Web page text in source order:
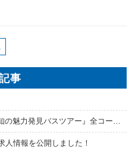
事
発見バスツアー』全コース販売開始！
人情報を公開しました！